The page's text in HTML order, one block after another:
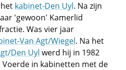
kabinet-Den Uyl. Na zijn
'gewoon' Kamerlid
Was vier jaar
Van Agt/Wiegel. Na het
Den Uyl werd hij in 1982
Voerde in kabinetten met de